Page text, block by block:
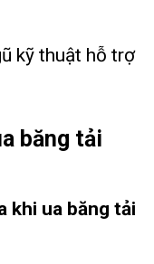
kỹ thuật hỗ trợ
băng tải
khi ua băng tải